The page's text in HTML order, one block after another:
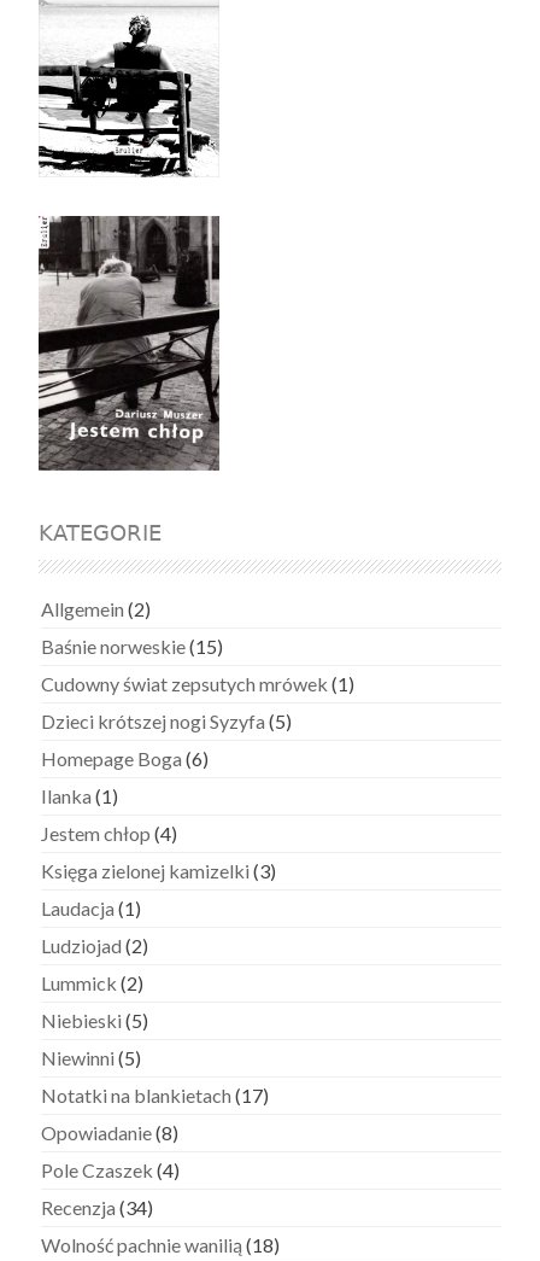
KATEGORIE
Allgemein (2)
Baśnie norweskie(15)
Cudowny świat zepsutych mrówek (1)
Dzieci krótszej nogi Syzyfa (5)
Homepage Boga (6)
Ilanka (1)
Jestem chłop (4)
Księga zielonej kamizelki (3)
Laudacja (1)
Ludziojad (2)
Lummick (2)
Niebieski (5)
Niewinni (5)
Notatki na blankietach (17)
Opowiadanie(8)
Pole Czaszek (4)
Recenzja (34)
Wolność pachnie wanilią (18)